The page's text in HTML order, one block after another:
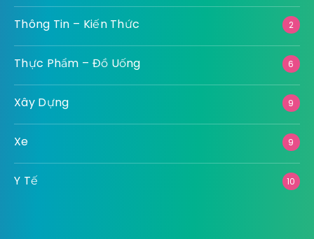
Thông Tin – Kiến Thức 2
Thực Phẩm – Đồ Uống 6
Xây Dựng 9
Xe 9
Y Tế 10